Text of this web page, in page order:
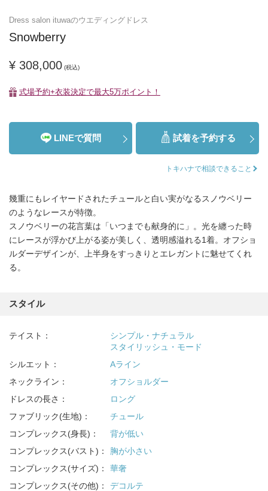
Dress salon ituwaのウエディングドレス
Snowberry
¥ 308,000 (税込)
式場予約+衣装決定で最大5万ポイント！
LINEで質問 試着を予約する
トキハナで相談できること
幾重にもレイヤードされたチュールと白い実がなるスノウベリー
のようなレースが特徴。
スノウベリーの花言葉は「いつまでも献身的に」。光を纏った時
にレースが浮かび上がる姿が美しく、透明感溢れる1着。オフショ
ルダーデザインが、上半身をすっきりとエレガントに魅せてくれ
る。
スタイル
テイスト：
シンプル・ナチュラル
スタイリッシュ・モード
シルエット：
Aライン
ネックライン：
オフショルダー
ドレスの長さ：
ロング
ファブリック(生地)：
チュール
コンプレックス(身長)：
背が低い
コンプレックス(バスト)：
胸が小さい
コンプレックス(サイズ)：
華奢
コンプレックス(その他)：
デコルテ